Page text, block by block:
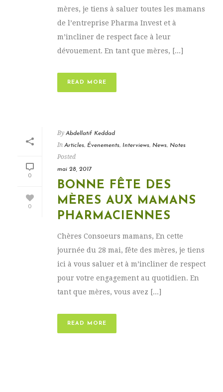
mères, je tiens à saluer toutes les mamans
de l’entreprise Pharma Invest et à
m’incliner de respect face à leur
dévouement. En tant que mères, [...]
READ MORE
0
0
By Abdellatif Keddad
In Articles, Évenements, Interviews, News, Notes
Posted
mai 28, 2017
BONNE FÊTE DES
MÈRES AUX MAMANS
PHARMACIENNES
Chères Consoeurs mamans, En cette
journée du 28 mai, fête des mères, je tiens
ici à vous saluer et à m’incliner de respect
pour votre engagement au quotidien. En
tant que mères, vous avez [...]
READ MORE